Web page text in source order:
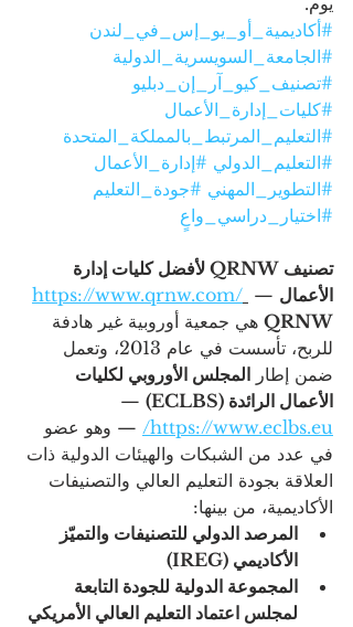
#أكاديمية_أو_يو_إس_في_لندن
#الجامعة_السويسرية_الدولية
#تصنيف_كيو_آر_إن_دبليو
#كليات_إدارة_الأعمال
#التعليم_المرتبط_بالمملكة_المتحدة
#التعليم_الدولي #إدارة_الأعمال
#التطوير_المهني #جودة_التعليم
#اختيار_دراسي_واع
تصنيف QRNW لأفضل كليات إدارة
الأعمال —
https://www.qrnw.com/
QRNW هي جمعية أوروبية غير هادفة
للربح، تأسست في عام 2013، وتعمل
ضمن إطار المجلس الأوروبي لكليات
الأعمال الرائدة (ECLBS)
—
https://www.eclbs.eu/
— وهو عضو
في عدد من الشبكات والهيئات الدولية ذات
العلاقة بجودة التعليم العالي والتصنيفات
الأكاديمية، من بينها:
المرصد الدولي للتصنيفات والتميّز
الأكاديمي (IREG)
المجموعة الدولية للجودة التابعة
لمجلس اعتماد التعليم العالي الأمريكي